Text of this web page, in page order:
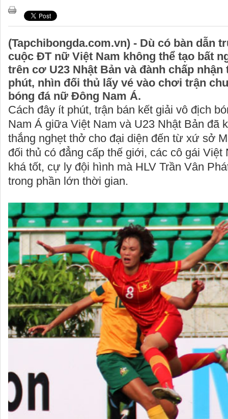
(Tapchibongda.com.vn) - Dù có bàn dẫn
cuộc ĐT nữ Việt Nam không thể tạo bất
trên cơ U23 Nhật Bản và đành chấp nhận
phút, nhìn đối thủ lấy vé vào chơi trận
bóng đá nữ Đông Nam Á.
Cách đây ít phút, trận bán kết giải vô địch
Nam Á giữa Việt Nam và U23 Nhật Bản đã
thắng nghẹt thở cho đại diện đến từ xứ sở
đối thủ có đẳng cấp thế giới, các cô gái Việt
khá tốt, cự ly đội hình mà HLV Trần Vân
trong phần lớn thời gian.